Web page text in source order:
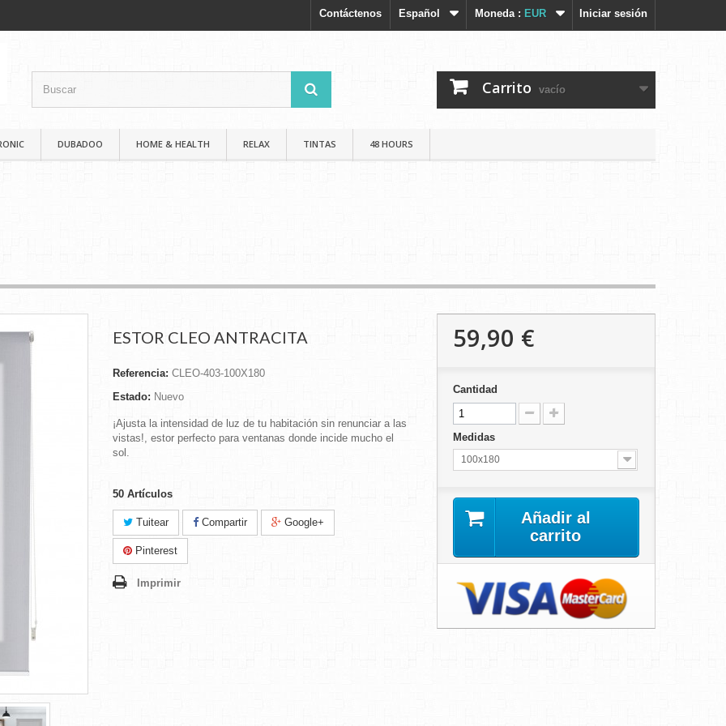
Iniciar sesión
Moneda : EUR
Español
Contáctenos
Carrito vacío
DUBADOO HOME & HEALTH RELAX TINTAS 48 HOURS
ESTOR CLEO ANTRACITA
Referencia: CLEO-403-100X180
Estado: Nuevo
¡Ajusta la intensidad de luz de tu habitación sin renunciar a las
vistas!, estor perfecto para ventanas donde incide mucho el
sol.
50 Artículos
Tuitear Compartir Google+
Pinterest
Imprimir
59,90 €
Cantidad
Medidas
100x180
Añadir al
carrito